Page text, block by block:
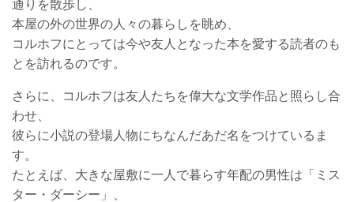
通りを散歩し、
本屋の外の世界の人々の暮らしを眺め、
コルホフにとっては今や友人となった本を愛する読者のも
とを訪れるのです。
さらに、コルホフは友人たちを偉大な文学作品と照らし合
わせ、
彼らに小説の登場人物にちなんだあだ名をつけているま
す。
たとえば、大きな屋敷に一人で暮らす年配の男性は「ミス
ター・ダーシー」、